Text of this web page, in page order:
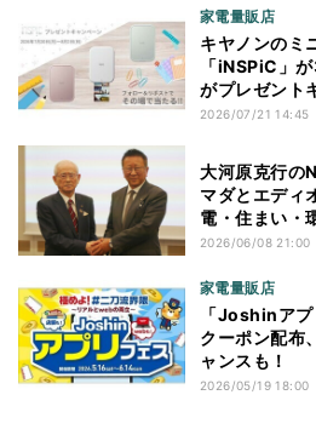
家電量販店
キヤノンのミ
「iNSPiC」
がプレゼント
2026/07/21 14:45
大河原克行
マダとエディ
電・住まい・
価値創造へ
2026/06/08 21:00
家電量販店
「Joshinア
クーポン配布
ャンスも！
2026/05/19 18:00